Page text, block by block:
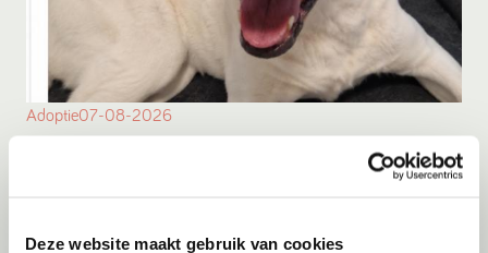
Deze website maakt gebruik van cookies
Adoptie07-08-2026